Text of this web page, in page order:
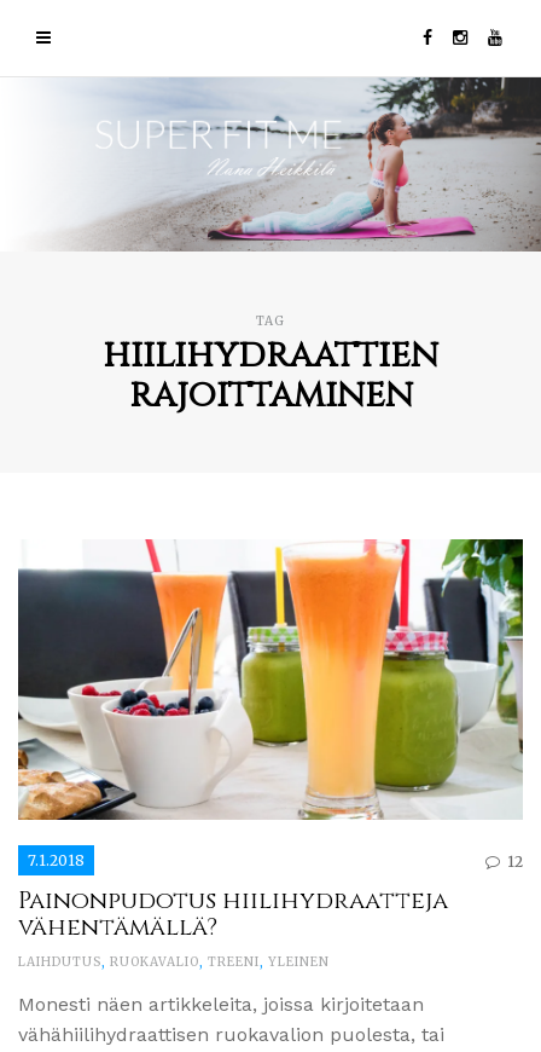
TAG
hiilihydraattien
rajoittaminen
7.1.2018 12
Painonpudotus hiilihydraatteja
vähentämällä?
LAIHDUTUS, RUOKAVALIO, TREENI, YLEINEN
Monesti näen artikkeleita, joissa kirjoitetaan
vähähiilihydraattisen ruokavalion puolesta, tai